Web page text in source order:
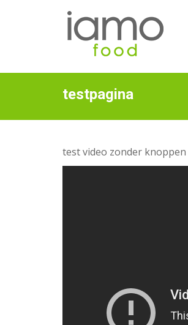
testpagina
test video zonder